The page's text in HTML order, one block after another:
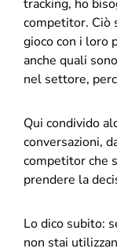
tracking, ho
competitor. Ciò
gioco con i loro
anche quali
nel settore,
Qui condivido
conversazioni,
competitor che
prendere la
Lo dico subito:
non stai